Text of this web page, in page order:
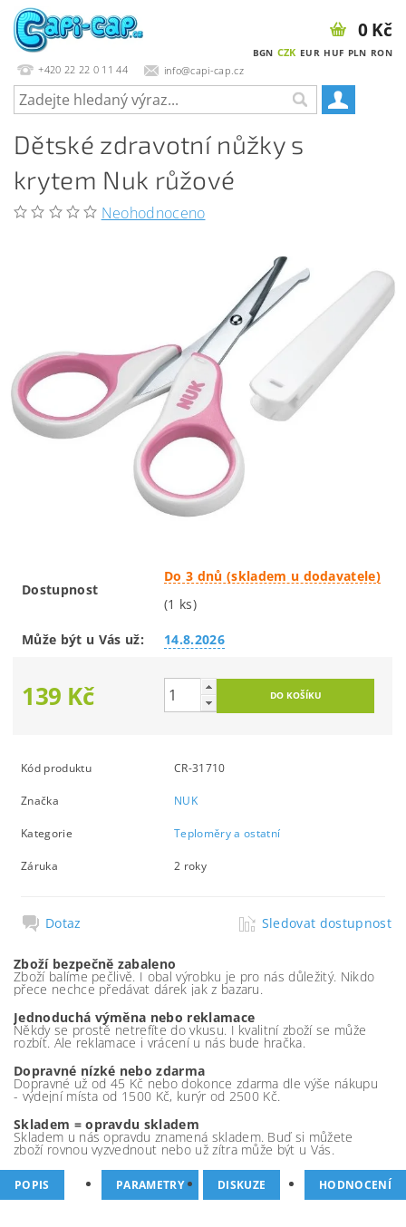
+420 22 22 0 11 44 info@capi-cap.cz
BGN CZK EUR HUF PLN RON
0 Kč
Dětské zdravotní nůžky s
krytem Nuk růžové
Neohodnoceno
Dostupnost
Do 3 dnů (skladem u dodavatele)
(1 ks)
Může být u Vás už: 14.8.2026
139 Kč
Kód produktu CR-31710
Značka NUK
Kategorie Teploměry a ostatní
Záruka 2 roky
Dotaz Sledovat dostupnost
Zboží bezpečně zabaleno
Zboží balíme pečlivě. I obal výrobku je pro nás důležitý. Nikdo
přece nechce předávat dárek jak z bazaru.
Jednoduchá výměna nebo reklamace
Někdy se prostě netrefíte do vkusu. I kvalitní zboží se může
rozbít. Ale reklamace i vrácení u nás bude hračka.
Dopravné nízké nebo zdarma
Dopravné už od 45 Kč nebo dokonce zdarma dle výše nákupu
- výdejní místa od 1500 Kč, kurýr od 2500 Kč.
Skladem = opravdu skladem
Skladem u nás opravdu znamená skladem. Buď si můžete
zboží rovnou vyzvednout nebo už zítra může být u Vás.
POPIS PARAMETRY DISKUZE HODNOCENÍ